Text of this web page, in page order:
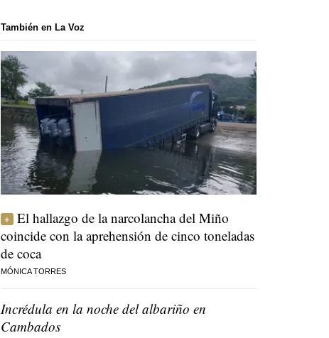
También en La Voz
El hallazgo de la narcolancha del Miño
coincide con la aprehensión de cinco toneladas
de coca
MÓNICA TORRES
Incrédula en la noche del albariño en
Cambados